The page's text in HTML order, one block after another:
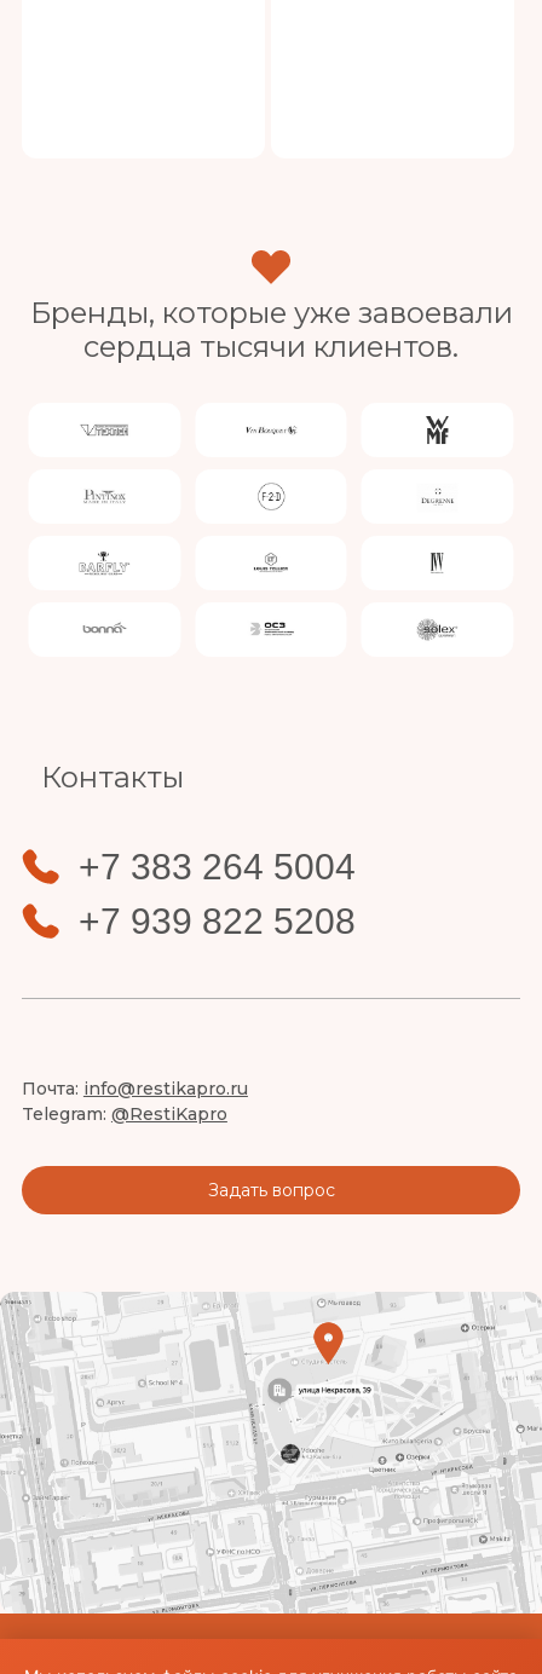
Бренды, которые уже завоевали
сердца тысячи клиентов.
Контакты
+7 383 264 5004
+7 939 822 5208
Почта: info@restikapro.ru
Telegram: @RestiKapro
Задать вопрос